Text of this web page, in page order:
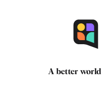
A better